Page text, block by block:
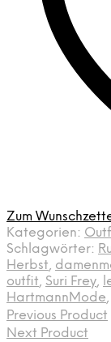
Zum
Kategorien:
Schlagwörter:
Herbst,
outfit, Suri Frey,
HartmannMode,
Previous Product
Next Product